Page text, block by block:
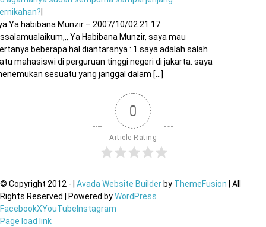
Ya habibana Munzir – 2007/10/02 21:17
Ya Habibana Munzir, saya mau
beberapa hal diantaranya : 1.saya adalah salah
mahasiswi di perguruan tinggi negeri di jakarta. saya
sesuatu yang janggal dalam [...]
0
Article Rating
© Copyright 2012 - Avada Website Builder by ThemeFusion | All
Rights Reserved | Powered byWordPress
FacebookXYouTube Instagram
Page load link